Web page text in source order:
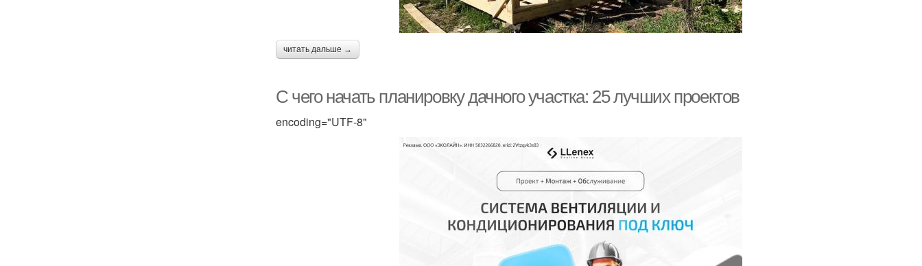
читать дальше →
С чего начать планировку дачного участка: 25 лучших проектов
encoding="UTF-8"